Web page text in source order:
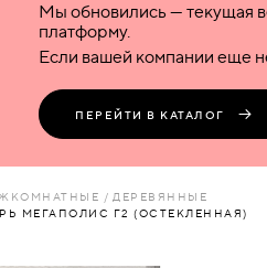
НАЗАД
Межкомнатные
Деревянные
Пластиковые
Комбинированные
Входные
Металлические
Пластиковые
Стеклянные
Комбинированные
Специализированные
Металлические
Пластиковые
Стеклянные
Комбинированные
Мы обновились — текущая
платформу.
Если вашей компании еще
ПЕРЕЙТИ В КАТАЛОГ
ДЕРЕВЯННЫЕ
МЕГАПОЛИС Г2 (ОСТЕКЛЕННАЯ)